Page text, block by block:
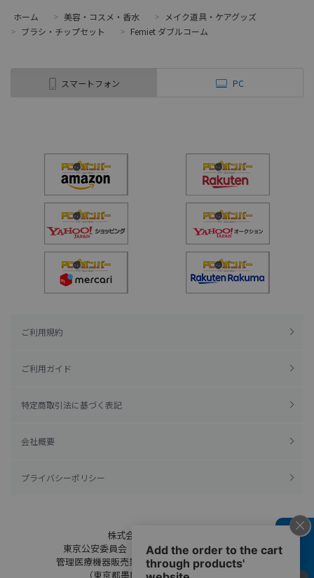
ホーム > 美容・コスメ・香水 >
メイク道具・ケアグッズ
> ブラシ・チップセット > Femiet ダブルコーム
スマートフォン PC
ご利用規約
ご利用ガイド
特定商取引法に基づく表記
会社概要
プライバシーポリシー
株式会社綿半ドットコム
東京公安委員会（許可済み） 306609804230号
管理医療機器販売業 届出日：平成27年11月19日
（東京都墨田区保健所生活衛生課）